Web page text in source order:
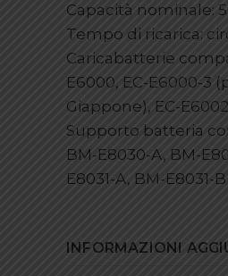
Capacità nominale:
Tempo di ricarica:
Caricabatterie
E6000, EC-E6000-3
Giappone), EC-
Supporto batteria
BM-E8030-A, BM-
E8031-A, BM-E8031-B
INFORMAZIONI